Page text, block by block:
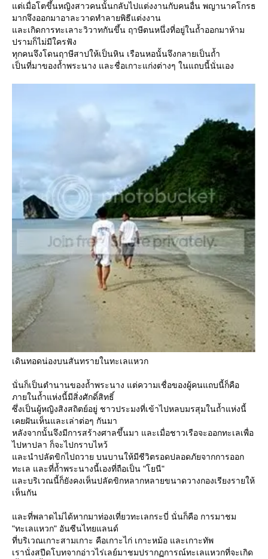
ต่เมื่อโตขึ้นหญิงสาวคนนั้นกลับไปแต่งงานกับคนอื่น พญานาคโกรธ
มากจึงออกมาอาละวาดทำลายพิธีแต่งงาน
ละเกิดการทะเลาะวิวาทกันขึ้น ฤาษีตนหนึ่งที่อยู่ในถ้ำออกมาห้าม
ปรามก็ไม่มีใครฟัง
ทุกคนจึงโดนฤาษีสาปให้เป็นหิน เรือนหอนั้นจึงกลายเป็นถ้ำ
เป็นที่มาของถ้ำพระนาง และชื่อเกาะแก่งต่างๆ ในแถบนี้นั่นเอง
เดินทอดน่องบนสันทรายในทะเลแหวก
นั่นก็เป็นตำนานของถ้ำพระนาง แต่ความเชื่อของผู้คนแถบนี้ก็คือ
ภายในถ้ำแห่งนี้มีสิ่งศักดิ์สิทธิ์
ซึ่งเป็นผู้หญิงสิงสถิตย์อยู่ ชาวประมงที่เข้าไปหลบมรสุมในถ้ำแห่งนี้
เคยฝันเห็นและเล่าต่อๆ กันมา
หลังจากนั้นจึงมีการสร้างศาลขึ้นมา และเมื่อชาวเรือจะออกทะเลเพื่อ
ไปหาปลา ก็จะไปกราบไหว้
ละนำปลัดขิกไปถวาย บนบานให้มีชีวิตรอดปลอดภัยจากการออก
ทะเล และที่ถ้ำพระนางนี้เองที่ถือเป็น "โยนี"
ละบริเวณนี้ก็ยังคงเห็นปลัดขิกหลากหลายขนาดวางกองเรียงรายให้
เห็นกัน
ละที่พลาดไม่ได้หากมาท่องเที่ยวทะเลกระบี่ นั่นก็คือ การมาชม
"ทะเลแหวก" อันซีนไทยแลนด์
ที่บริเวณเกาะสามเกาะ คือเกาะไก่ เกาะหม้อ และเกาะทัพ
เรานั่งสปีดโบทจากอ่าวไร่เลย์มาชมปรากฏการณ์ทะเลแหวกที่จะเกิด